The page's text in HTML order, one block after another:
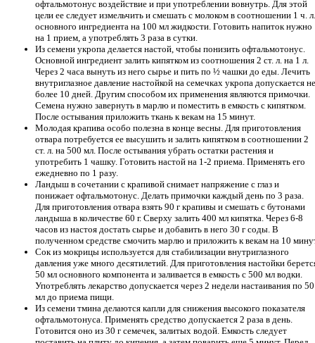
офтальмотонус воздействие и при употреблении вовнутрь. Для этой
цели ее следует измельчить и смешать с молоком в соотношении 1 ч. л.
основного ингредиента на 100 мл жидкости. Готовить напиток нужно
на 1 прием, а употреблять 3 раза в сутки.
Из семени укропа делается настой, чтобы понизить офтальмотонус.
Основной ингредиент залить кипятком из соотношения 2 ст. л. на 1 л.
Через 2 часа вынуть из него сырье и пить по ½ чашки до еды. Лечить
внутриглазное давление настойкой на семечках укропа допускается не
более 10 дней. Другим способом их применения являются примочки.
Семена нужно завернуть в марлю и поместить в емкость с кипятком.
После остывания приложить ткань к векам на 15 минут.
Молодая крапива особо полезна в конце весны. Для приготовления
отвара потребуется ее высушить и залить кипятком в соотношении 2
ст. л. на 500 мл. После остывания убрать остатки растения и
употребить 1 чашку. Готовить настой на 1-2 приема. Применять его
ежедневно по 1 разу.
Ландыш в сочетании с крапивой снимает напряжение с глаз и
понижает офтальмотонус. Делать примочки каждый день по 3 раза.
Для приготовления отвара взять 90 г крапивы и смешать с бутонами
ландыша в количестве 60 г. Сверху залить 400 мл кипятка. Через 6-8
часов из настоя достать сырье и добавить в него 30 г соды. В
полученном средстве смочить марлю и приложить к векам на 10
Сок из мокрицы используется для стабилизации внутриглазного
давления уже много десятилетий. Для приготовления настойки
50 мл основного компонента и заливается в емкость с 500 мл водки.
Употреблять лекарство допускается через 2 недели настаивания по 50
мл до приема пищи.
Из семени тмина делаются капли для снижения высокого показателя
офтальмотонуса. Применять средство допускается 2 раза в день.
Готовится оно из 30 г семечек, залитых водой. Емкость следует